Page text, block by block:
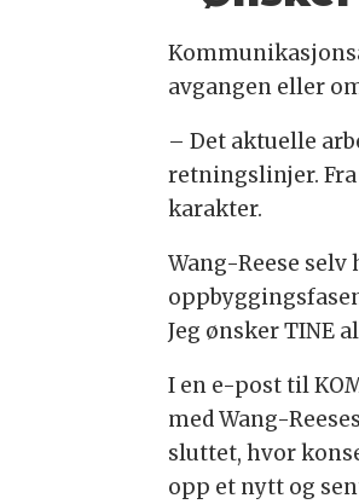
avgangen eller
– Det aktuelle
retningslinjer.
karakter.
Wang-Reese
Jeg ønsker TINE
I en e-post til
med Wang-
sluttet, hvor
opp et nytt og